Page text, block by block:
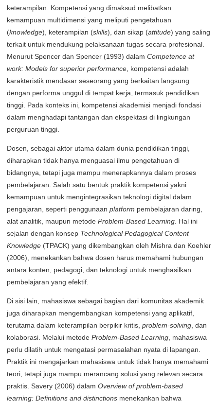
keterampilan. Kompetensi yang dimaksud melibatkan
kemampuan multidimensi yang meliputi pengetahuan
(knowledge), keterampilan (skills), dan sikap (attitude) yang saling
terkait untuk mendukung pelaksanaan tugas secara profesional.
Menurut Spencer dan Spencer (1993) dalam Competence at
work: Models for superior performance , kompetensi adalah
karakteristik mendasar seseorang yang berkaitan langsung
dengan performa unggul di tempat kerja, termasuk pendidikan
tinggi. Pada konteks ini, kompetensi akademisi menjadi fondasi
dalam menghadapi tantangan dan ekspektasi di lingkungan
perguruan tinggi.
Dosen, sebagai aktor utama dalam dunia pendidikan tinggi,
diharapkan tidak hanya menguasai ilmu pengetahuan di
bidangnya, tetapi juga mampu menerapkannya dalam proses
pembelajaran. Salah satu bentuk praktik kompetensi yakni
kemampuan untuk mengintegrasikan teknologi digital dalam
pengajaran, seperti penggunaan platform pembelajaran daring,
alat analitik, maupun metode Problem-Based Learning . Hal ini
sejalan dengan konsep Technological Pedagogical Content
Knowledge (TPACK) yang dikembangkan oleh Mishra dan Koehler
(2006), menekankan bahwa dosen harus memahami hubungan
antara konten, pedagogi, dan teknologi untuk menghasilkan
pembelajaran yang efektif.
Di sisi lain, mahasiswa sebagai bagian dari komunitas akademik
juga diharapkan mengembangkan kompetensi yang aplikatif,
terutama dalam keterampilan berpikir kritis, problem-solving , dan
kolaborasi. Melalui metode Problem-Based Learning , mahasiswa
perlu dilatih untuk mengatasi permasalahan nyata di lapangan.
Praktik ini mengajarkan mahasiswa untuk tidak hanya memahami
teori, tetapi juga mampu merancang solusi yang relevan secara
praktis. Savery (2006) dalam Overview of problem-based
learning: Definitions and distinctions menekankan bahwa